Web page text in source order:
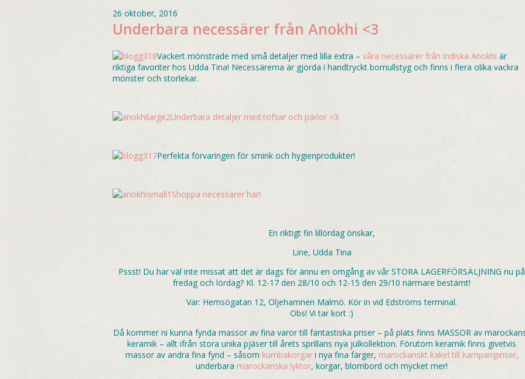
26 oktober, 2016
Underbara necessärer från Anokhi <3
Vackert mönstrade med små detaljer med lilla extra – våra necessärer från indiska Anokhi är
riktiga favoriter hos Udda Tina! Necessärerna är gjorda i handtryckt bomullstyg och finns i flera olika vackra
mönster och storlekar.
Underbara detaljer med tofsar och pärlor <3
Perfekta förvaringen för smink och hygienprodukter!
Shoppa necessärer här!
En riktigt fin lillördag önskar,
Line, Udda Tina
Pssst! Du har väl inte missat att det är dags för ännu en omgång av vår STORA LAGERFÖRSÄLJNING nu på
fredag och lördag? Kl. 12-17 den 28/10 och 12-15 den 29/10 närmare bestämt!
Var: Hemsögatan 12, Oljehamnen Malmö. Kör in vid Edströms terminal.
Obs! Vi tar kort :)
Då kommer ni kunna fynda massor av fina varor till fantastiska priser – på plats finns MASSOR av
keramik – allt ifrån stora unika pjäser till årets sprillans nya julkollektion. Förutom keramik finns givetvis
massor av andra fina fynd – såsom kumbakorgari nya fina färger, marockanskt kakel till kampanjpriser,
underbara marockanska lyktor, korgar, blombord och mycket mer!